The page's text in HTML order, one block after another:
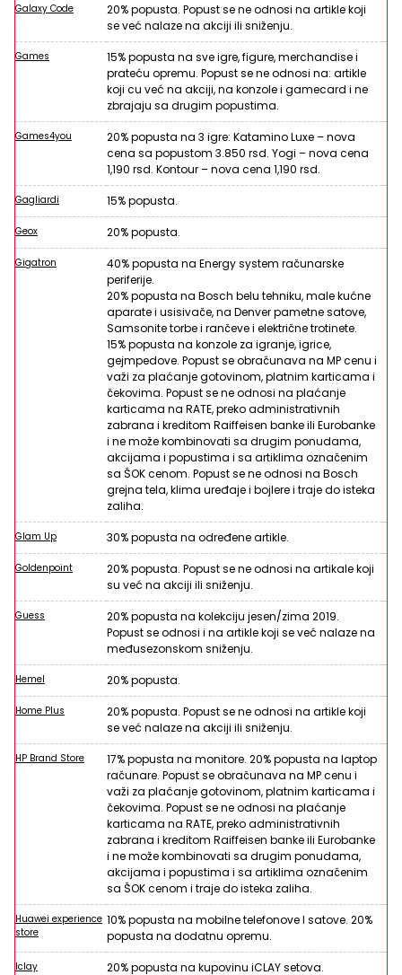
Galaxy Code
20% popusta. Popust se ne odnosi na artikle koji
se već nalaze na akciji ili sniženju.
Games
15% popusta na sve igre, figure, merchandise i
prateću opremu. Popust se ne odnosi na: artikle
koji cu već na akciji, na konzole i gamecard i ne
zbrajaju sa drugim popustima.
Games4you
20% popusta na 3 igre: Katamino Luxe – nova
cena sa popustom 3.850 rsd. Yogi – nova cena
1,190 rsd. Kontour – nova cena 1,190 rsd.
Gagliardi 15% popusta.
Geox 20% popusta.
Gigatron
40% popusta na Energy system računarske
periferije.
20% popusta na Bosch belu tehniku, male kućne
aparate i usisivače, na Denver pametne satove,
Samsonite torbe i rančeve i električne trotinete.
15% popusta na konzole za igranje, igrice,
gejmpedove. Popust se obračunava na MP cenu i
važi za plaćanje gotovinom, platnim karticama i
čekovima. Popust se ne odnosi na plaćanje
karticama na RATE, preko administrativnih
zabrana i kreditom Raiffeisen banke ili Eurobanke
i ne može kombinovati sa drugim ponudama,
akcijama i popustima i sa artiklima označenim
sa ŠOK cenom. Popust se ne odnosi na Bosch
grejna tela, klima uređaje i bojlere i traje do isteka
zaliha.
Glam Up 30% popusta na određene artikle.
Goldenpoint
20% popusta. Popust se ne odnosi na artikale koji
su već na akciji ili sniženju.
Guess
20% popusta na kolekciju jesen/zima 2019.
Popust se odnosi i na artikle koji se već nalaze na
međusezonskom sniženju.
Hemel 20% popusta.
Home Plus
20% popusta. Popust se ne odnosi na artikle koji
se već nalaze na akciji ili sniženju.
HP Brand Store
17% popusta na monitore. 20% popusta na laptop
računare. Popust se obračunava na MP cenu i
važi za plaćanje gotovinom, platnim karticama i
čekovima. Popust se ne odnosi na plaćanje
karticama na RATE, preko administrativnih
zabrana i kreditom Raiffeisen banke ili Eurobanke
i ne može kombinovati sa drugim ponudama,
akcijama i popustima i sa artiklima označenim
sa ŠOK cenom i traje do isteka zaliha.
Huawei experience
store
10% popusta na mobilne telefonove I satove. 20%
popusta na dodatnu opremu.
Iclay 20% popusta na kupovinu iCLAY setova.